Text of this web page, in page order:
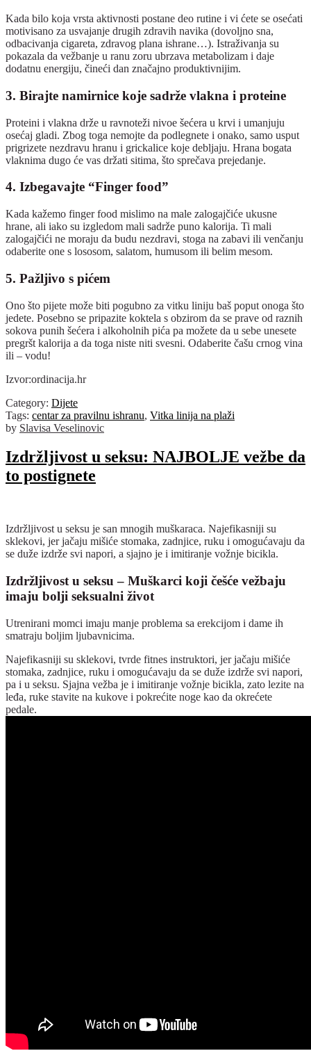
Kada bilo koja vrsta aktivnosti postane deo rutine i vi ćete se osećati
motivisano za usvajanje drugih zdravih navika (dovoljno sna,
odbacivanja cigareta, zdravog plana ishrane…). Istraživanja su
pokazala da vežbanje u ranu zoru ubrzava metabolizam i daje
dodatnu energiju, čineći dan značajno produktivnijim.
3. Birajte namirnice koje sadrže vlakna i proteine
Proteini i vlakna drže u ravnoteži nivoe šećera u krvi i umanjuju
osećaj gladi. Zbog toga nemojte da podlegnete i onako, samo usput
prigrizete nezdravu hranu i grickalice koje debljaju. Hrana bogata
vlaknima dugo će vas držati sitima, što sprečava prejedanje.
4. Izbegavajte “Finger food”
Kada kažemo finger food mislimo na male zalogajčiće ukusne
hrane, ali iako su izgledom mali sadrže puno kalorija. Ti mali
zalogajčići ne moraju da budu nezdravi, stoga na zabavi ili venčanju
odaberite one s lososom, salatom, humusom ili belim mesom.
5. Pažljivo s pićem
Ono što pijete može biti pogubno za vitku liniju baš poput onoga što
jedete. Posebno se pripazite koktela s obzirom da se prave od raznih
sokova punih šećera i alkoholnih pića pa možete da u sebe unesete
pregršt kalorija a da toga niste niti svesni. Odaberite čašu crnog vina
ili – vodu!
Izvor:ordinacija.hr
Category: Dijete
Tags: centar za pravilnu ishranu, Vitka linija na plaži
by Slavisa Veselinovic
Izdržljivost u seksu: NAJBOLJE vežbe da
to postignete
Izdržljivost u seksu je san mnogih muškaraca. Najefikasniji su
sklekovi, jer jačaju mišiće stomaka, zadnjice, ruku i omogućavaju da
se duže izdrže svi napori, a sjajno je i imitiranje vožnje bicikla.
Izdržljivost u seksu – Muškarci koji češće vežbaju
imaju bolji seksualni život
Utrenirani momci imaju manje problema sa erekcijom i dame ih
smatraju boljim ljubavnicima.
Najefikasniji su sklekovi, tvrde fitnes instruktori, jer jačaju mišiće
stomaka, zadnjice, ruku i omogućavaju da se duže izdrže svi napori,
pa i u seksu. Sjajna vežba je i imitiranje vožnje bicikla, zato lezite na
leđa, ruke stavite na kukove i pokrećite noge kao da okrećete
pedale.